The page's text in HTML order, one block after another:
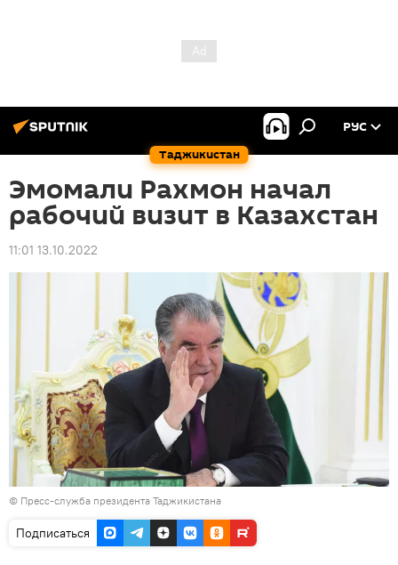
Таджикистан
РУС
Эмомали Рахмон начал
рабочий визит в Казахстан
11:01 13.10.2022
© Пресс-служба президента Таджикистана
Подписаться